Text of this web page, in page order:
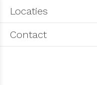
Locaties
Contact